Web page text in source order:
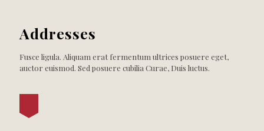
Addresses
Fusce ligula. Aliquam erat fermentum ultrices posuere eget,
auctor euismod. Sed posuere cubilia Curae, Duis luctus.